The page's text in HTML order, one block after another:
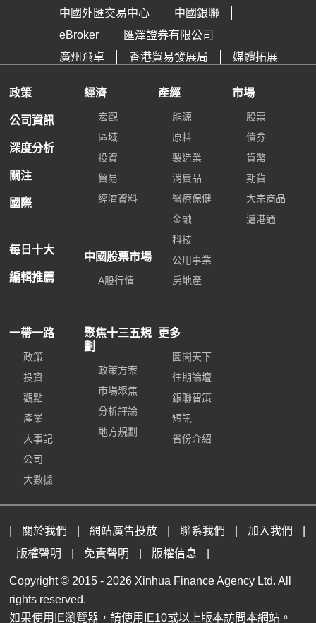
中國外匯交易中心
中國銀聯
eBroker
匯澤證券有限公司
廣州飛卓
香港貿易發展局 媒體拓展
政策
公司資訊
深度分析
關注
國際
每日十大
編輯推薦
經濟
宏觀
區域
投資
貿易
經濟資料
中國股票市場
A股行情
產經
能源
原料
製造業
消費品
醫療保健
金融
科技
公用事業
房地產
市場
股票
債券
貨幣
期貨
大宗商品
滬港通
一帶一路
政策
投資
觀點
產業
大事記
公司
大數據
聚焦十三五規
劃
政策方案
市場聚焦
分析評論
地方規劃
更多
圖聞天下
往期論壇
銀聯智策
短訊
省份介紹
關於我們 網站廣告投放 聯系我們 加入我們
版權聲明
免責聲明 版權信息
Copyright © 2015 - 2026 Xinhua Finance Agency Ltd. All
rights reserved.
如果使用IE瀏覽器，請使用IE10或以上版本訪問本網站。